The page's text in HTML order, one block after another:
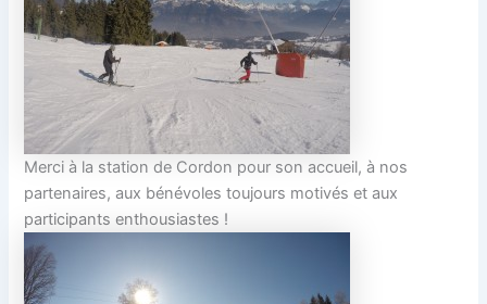
Merci à la station de Cordon pour son accueil, à nos
partenaires, aux bénévoles toujours motivés et aux
participants enthousiastes !